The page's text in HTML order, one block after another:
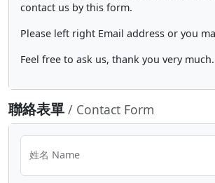
contact us by this form.
Please left right Email address or you
Feel free to ask us, thank you very much.
聯絡表單 / Contact Form
姓名 Name